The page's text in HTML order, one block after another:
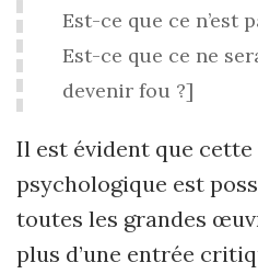
Est-ce que ce n’est
Est-ce que ce ne
devenir fou ?]
Il est évident que
psychologique est
toutes les grandes
plus d’une entrée